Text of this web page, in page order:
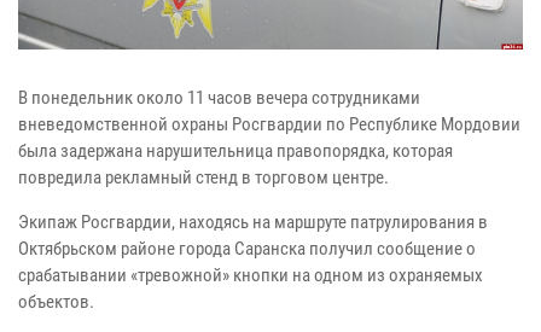
В понедельник около 11 часов вечера сотрудниками
вневедомственной охраны Росгвардии по Республике Мордовии
была задержана нарушительница правопорядка, которая
повредила рекламный стенд в торговом центре.
Экипаж Росгвардии, находясь на маршруте патрулирования в
Октябрьском районе города Саранска получил сообщение о
срабатывании «тревожной» кнопки на одном из охраняемых
объектов.